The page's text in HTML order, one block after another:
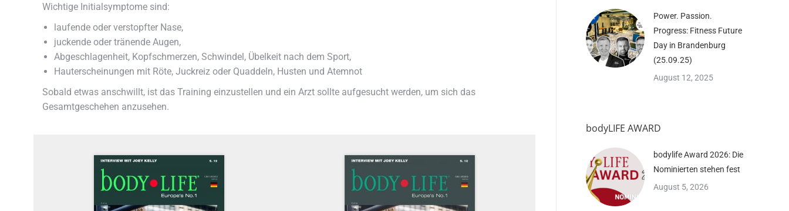
Wichtige Initialsymptome sind:
laufende oder verstopfter Nase,
juckende oder tränende Augen,
Abgeschlagenheit, Kopfschmerzen, Schwindel, Übelkeit nach dem Sport,
Hauterscheinungen mit Röte, Juckreiz oder Quaddeln, Husten und Atemnot
Sobald etwas anschwillt, ist das Training einzustellen und ein Arzt sollte aufgesucht werden, um sich das
Gesamtgeschehen anzusehen.
Power. Passion.
Progress: Fitness Future
Day in Brandenburg
(25.09.25)
August 12, 2025
bodyLIFE AWARD
bodylife Award 2026: Die
Nominierten stehen fest
August 5, 2026